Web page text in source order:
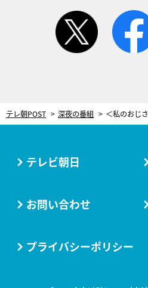
twitter
テレ朝POST 深夜の番組
テレビ朝日
お問い合わせ
プライバシーポリシー